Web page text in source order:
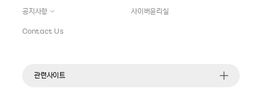
공지사항
사이버윤리실
Contact Us
관련사이트